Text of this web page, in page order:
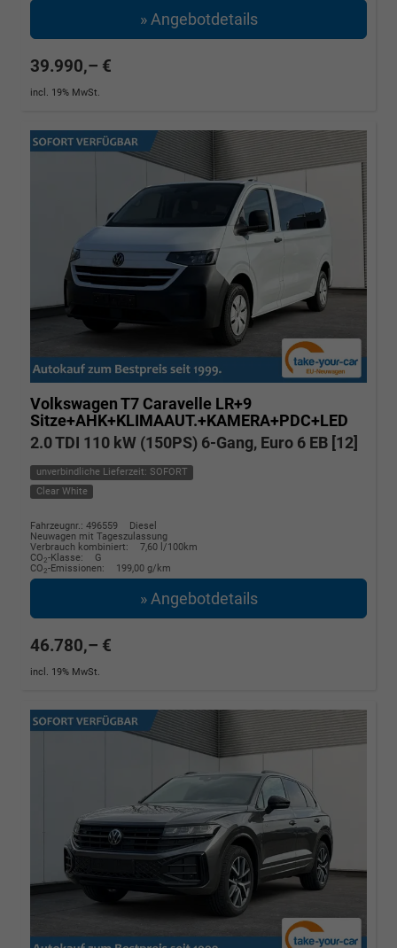
» Angebotdetails
39.990,– €
incl. 19% MwSt.
Volkswagen T7 Caravelle LR+9
Sitze+AHK+KLIMAAUT.+KAMERA+PDC+LED
2.0 TDI 110 kW (150PS) 6-Gang, Euro 6 EB [12]
unverbindliche Lieferzeit: SOFORT
Clear White
Fahrzeugnr.: 496559
Diesel
Neuwagen mit Tageszulassung
Verbrauch kombiniert:
7,60 l/100km
CO2-Klasse:
G
CO2-Emissionen: 199,00 g/km
» Angebotdetails
46.780,– €
incl. 19% MwSt.